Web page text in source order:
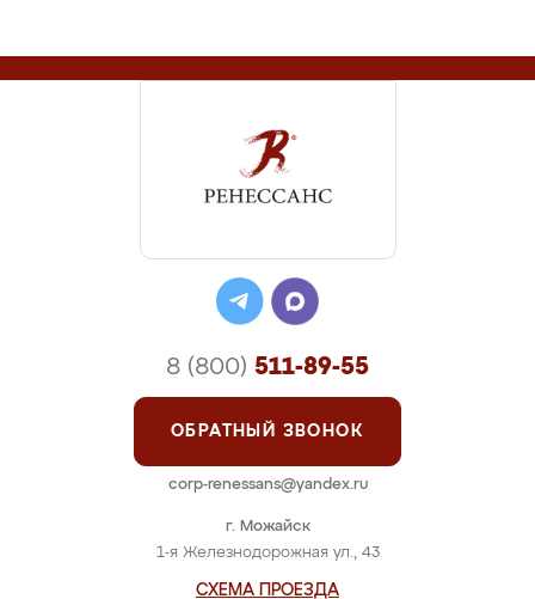
г. Можайск
1-я Железнодорожная ул., 43
СХЕМА ПРОЕЗДА
8 (800) 511-89-55
ОБРАТНЫЙ ЗВОНОК
corp-renessans@yandex.ru